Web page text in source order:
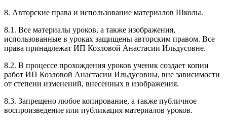
8. Авторские права и использование материалов Школы.
8.1. Все материалы уроков, а также изображения,
использованные в уроках защищены авторским правом. Все
права принадлежат ИП Козловой Анастасии Ильдусовне.
8.2. В процессе прохождения уроков ученик создает копии
работ ИП Козловой Анастасии Ильдусовны, вне зависимости
от степени изменений, внесенных в изображения.
8.3. Запрещено любое копирование, а также публичное
воспроизведение или публикация материалов уроков.